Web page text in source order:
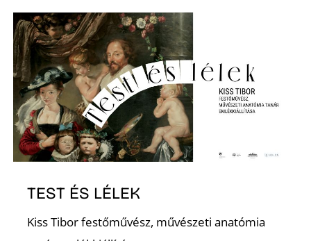
TEST ÉS LÉLEK
Kiss Tibor festőművész, művészeti anatómia